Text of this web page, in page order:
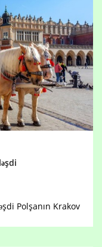
Polşanın Krakov